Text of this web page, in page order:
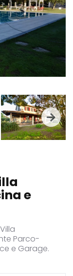
e
Parco-
e Garage.